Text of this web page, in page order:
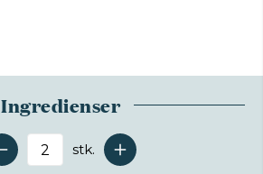
Ingredienser
Antal serveringer
stk.